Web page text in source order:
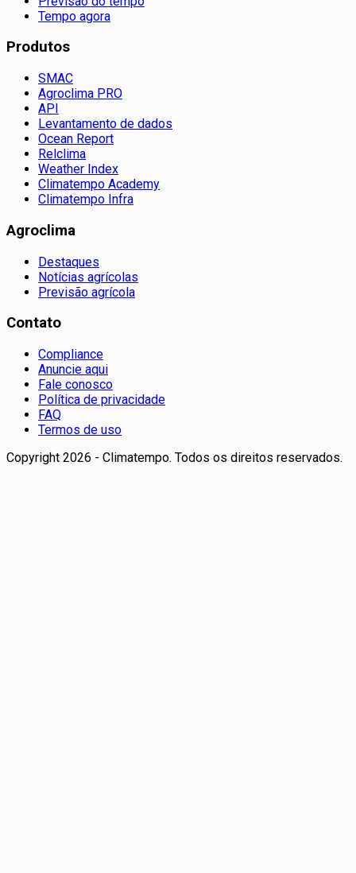
Tempo agora
Produtos
SMAC
Agroclima PRO
API
Levantamento de dados
Ocean Report
Relclima
Weather Index
Climatempo Academy
Climatempo Infra
Agroclima
Destaques
Notícias agrícolas
Previsão agrícola
Contato
Compliance
Anuncie aqui
Fale conosco
Política de privacidade
FAQ
Termos de uso
Copyright 2026 - Climatempo. Todos os direitos reservados.